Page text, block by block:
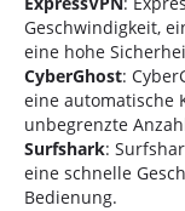
Geschwindigkeit,
eine hohe
CyberGhost:
eine automatische
unbegrenzte
Surfshark:
eine schnelle
Bedienung.